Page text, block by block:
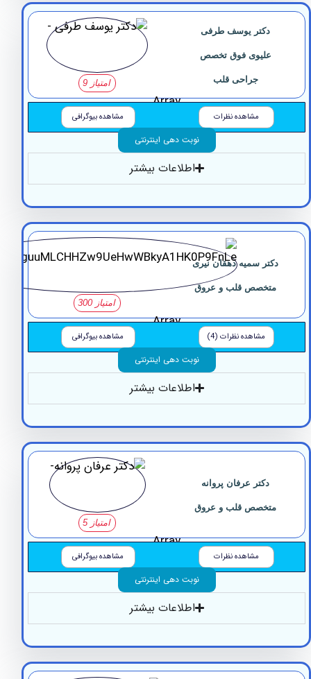
دکتر ‏یوسف ‏طرفی
‏علیوی فوق تخصص
جراحی قلب
Array
مشاهده نظرات مشاهده بیوگرافی
نوبت دهی اینترنتی
اطلاعات بیشتر
سمیه دهقان نیری
متخصص قلب و عروق
Array
مشاهده نظرات (4) مشاهده بیوگرافی
نوبت دهی اینترنتی
اطلاعات بیشتر
دکتر عرفان پروانه
متخصص قلب و عروق
Array
مشاهده نظرات مشاهده بیوگرافی
نوبت دهی اینترنتی
اطلاعات بیشتر